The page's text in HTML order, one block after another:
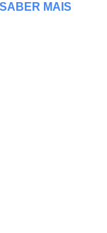
SABER MAIS